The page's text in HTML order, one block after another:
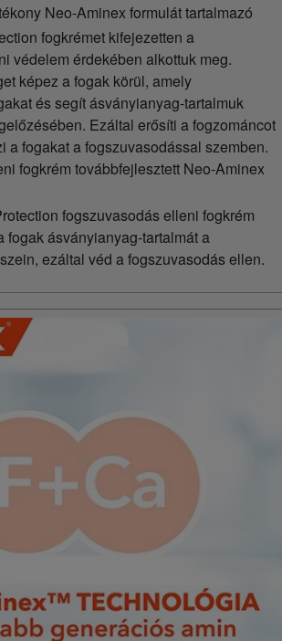
Neo-Aminex formulát tartalmazó
fogkrémet kifejezetten a
védelem érdekében alkottuk meg.
képez a fogak körül, amely
és segít ásványianyag-tartalmuk
Ezáltal erősíti a fogzománcot
a fogakat a fogszuvasodással szemben.
fogkrém továbbfejlesztett Neo-Aminex
fogszuvasodás elleni fogkrém
fogak ásványianyag-tartalmát a
ezáltal véd a fogszuvasodás ellen.